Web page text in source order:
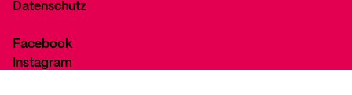
Datenschutz
Facebook
Instagram